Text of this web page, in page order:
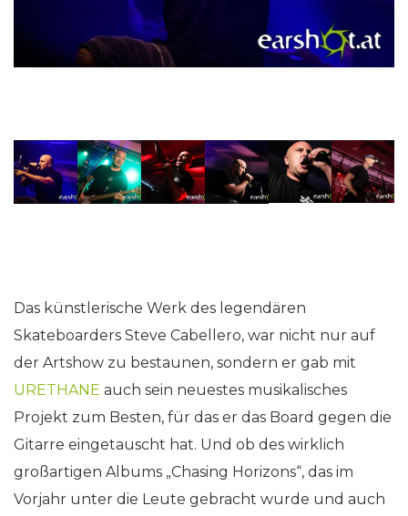
Das künstlerische Werk des legendären
Skateboarders Steve Cabellero, war nicht nur auf
der Artshow zu bestaunen, sondern er gab mit
URETHANE auch sein neuestes musikalisches
Projekt zum Besten, für das er das Board gegen die
Gitarre eingetauscht hat. Und ob des wirklich
großartigen Albums „Chasing Horizons“, das im
Vorjahr unter die Leute gebracht wurde und auch